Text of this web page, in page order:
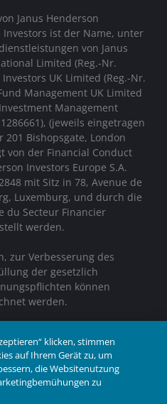
Janus Henderson
Investors ist der Name, unter
von Janus
Limited (Reg.-Nr.
UK Limited (Reg.-Nr.
Management UK Limited
Management
(jeweils eingetragen
Bishopsgate, London
von der Financial Conduct
Investors Europe S.A.
mit Sitz in 78, Avenue de
Luxemburg, und durch die
du Secteur Financier
werden.
zur Verbesserung des
der gesetzlich
können
werden.
der Janus Henderson
©
klicken, stimmen
auf Ihrem Gerät zu, um
die Websitenutzung
zu